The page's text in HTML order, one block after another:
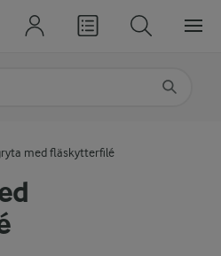
med fläskytterfilé